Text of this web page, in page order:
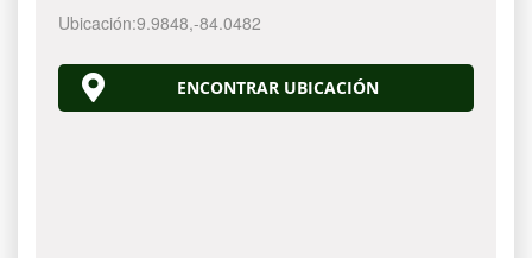
Ubicación:9.9848,-84.0483
ENCONTRAR UBICACIÓN